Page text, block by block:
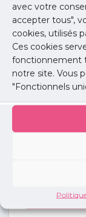
avec votre
accepter tous",
cookies, utilisés
Ces cookies
fonctionnement
notre site. Vous
"Fonctionnels
Publié le :27
Partager cet
Voir